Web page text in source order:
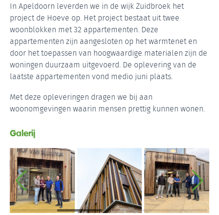
In Apeldoorn leverden we in de wijk Zuidbroek het
project de Hoeve op. Het project bestaat uit twee
woonblokken met 32 appartementen. Deze
appartementen zijn aangesloten op het warmtenet en
door het toepassen van hoogwaardige materialen zijn de
woningen duurzaam uitgevoerd. De oplevering van de
laatste appartementen vond medio juni plaats.
Met deze opleveringen dragen we bij aan
woonomgevingen waarin mensen prettig kunnen wonen.
Galerij